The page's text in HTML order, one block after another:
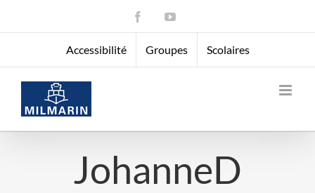
Ouvrir la barre d’outils
FacebookYouTube
Accessibilité Groupes Scolaires
JohanneD